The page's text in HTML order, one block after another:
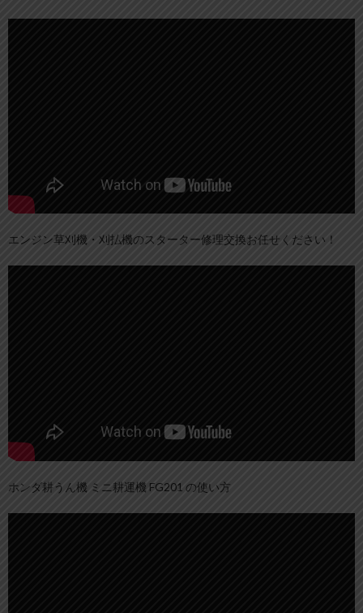
エンジン草刈機・刈払機のスターター修理交換お任せください！
ホンダ耕うん機 ミニ耕運機 FG201 の使い方